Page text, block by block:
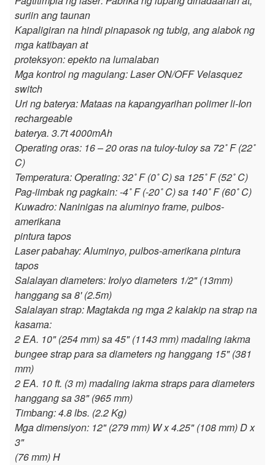
suriin ang taunan
Kapaligiran na hindi pinapasok ng tubig, ang alabok ng
mga katibayan at
proteksyon: epekto na lumalaban
Mga kontrol ng magulang: Laser ON/OFF Velasquez
switch
Uri ng baterya: Mataas na kapangyarihan polimer li-Ion
rechargeable
baterya. 3.7t 4000mAh
Operating oras: 16 – 20 oras na tuloy-tuloy sa 72˚ F (22˚
C)
Temperatura: Operating: 32˚ F (0˚ C) sa 125˚ F (52˚ C)
Pag-iimbak ng pagkain: -4˚ F (-20˚ C) sa 140˚ F (60˚ C)
Kuwadro: Naninigas na aluminyo frame, pulbos-
amerikana
pintura tapos
Laser pabahay: Aluminyo, pulbos-amerikana pintura
tapos
Salalayan diameters: Irolyo diameters 1/2" (13mm)
hanggang sa 8' (2.5m)
Salalayan strap: Magtakda ng mga 2 kalakip na strap na
kasama:
2 EA. 10" (254 mm) sa 45" (1143 mm) madaling iakma
bungee strap para sa diameters ng hanggang 15" (381
mm)
2 EA. 10 ft. (3 m) madaling iakma straps para diameters
hanggang sa 38" (965 mm)
Timbang: 4.8 lbs. (2.2 Kg)
Mga dimensiyon: 12" (279 mm) W x 4.25" (108 mm) D x
3"
(76 mm) H